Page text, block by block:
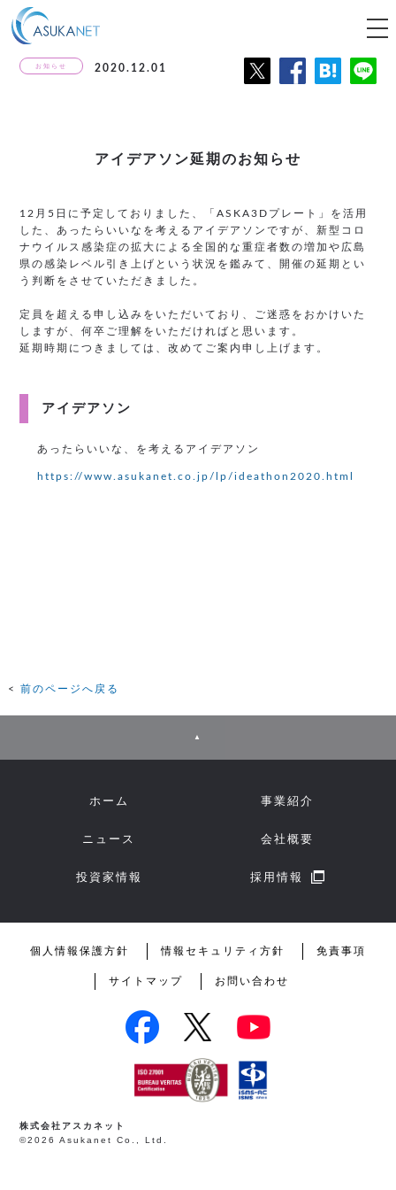
お知らせ 2020.12.01
アイデアソン延期のお知らせ
12月5日に予定しておりました、「ASKA3Dプレート」を活用
した、あったらいいなを考えるアイデアソンですが、新型コロ
ナウイルス感染症の拡大による全国的な重症者数の増加や広島
県の感染レベル引き上げという状況を鑑みて、開催の延期とい
う判断をさせていただきました。
定員を超える申し込みをいただいており、ご迷惑をおかけいた
しますが、何卒ご理解をいただければと思います。
延期時期につきましては、改めてご案内申し上げます。
アイデアソン
あったらいいな、を考えるアイデアソン
https://www.asukanet.co.jp/lp/ideathon2020.html
前のページへ戻る
▲
ホーム 事業紹介
ニュース 会社概要
投資家情報 採用情報
個人情報保護方針 情報セキュリティ方針 免責事項
サイトマップ お問い合わせ
株式会社アスカネット
©2026 Asukanet Co., Ltd.